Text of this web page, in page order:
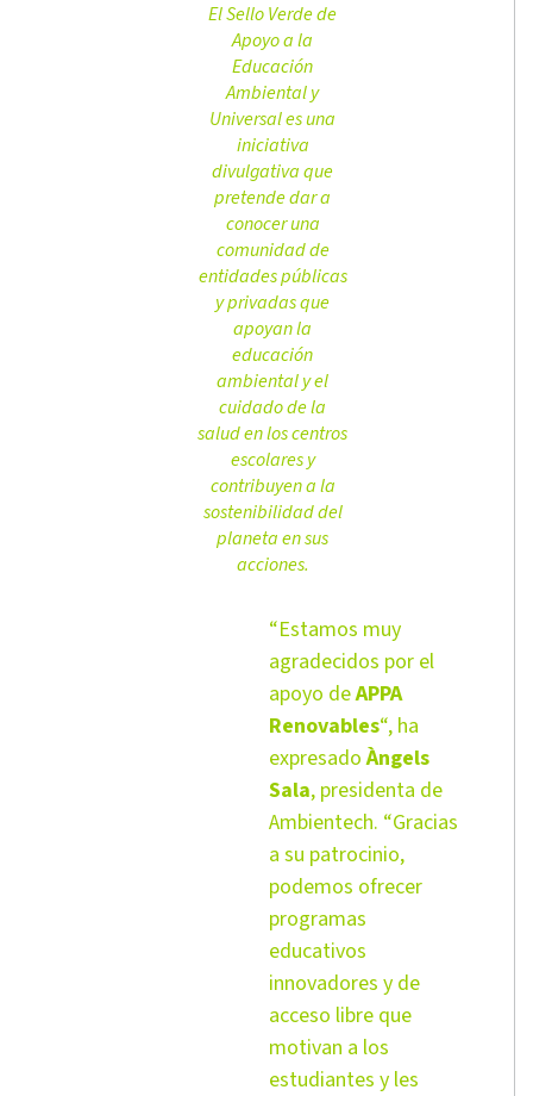
El Sello Verde de
Apoyo a la
Educación
Ambiental y
Universal es una
iniciativa
divulgativa que
pretende dar a
conocer una
comunidad de
entidades públicas
y privadas que
apoyan la
educación
ambiental y el
cuidado de la
salud en los centros
escolares y
contribuyen a la
sostenibilidad del
planeta en sus
acciones.
“Estamos muy
agradecidos por el
apoyo deAPPA
Renovables“, ha
expresadoÀngels
Sala, presidenta de
Ambientech. “Gracias
a su patrocinio,
podemos ofrecer
programas
educativos
innovadores y de
acceso libre que
motivan a los
estudiantes y les